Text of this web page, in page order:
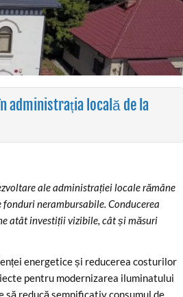
administrația locală de la
ale administrației locale rămâne
nerambursabile. Conducerea
atât investiții vizibile, cât și măsuri
energetice și reducerea costurilor
pentru modernizarea iluminatului
reducă semnificativ consumul de